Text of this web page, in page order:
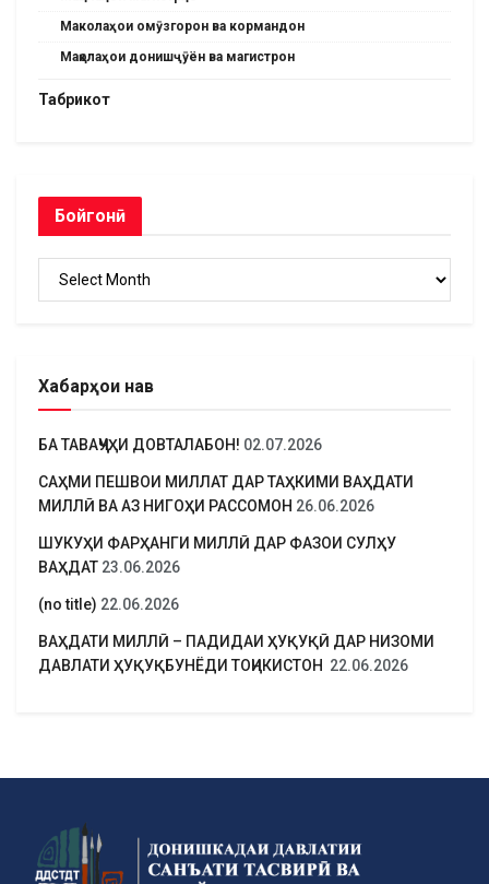
Маколаҳои омӯзгорон ва кормандон
Мақолаҳои донишҷӯён ва магистрон
Табрикот
Бойгонӣ
Хабарҳои нав
БА ТАВАҶҶУҲИ ДОВТАЛАБОН! 02.07.2026
САҲМИ ПЕШВОИ МИЛЛАТ ДАР ТАҲКИМИ ВАҲДАТИ
МИЛЛӢ ВА АЗ НИГОҲИ РАССОМОН 26.06.2026
ШУКУҲИ ФАРҲАНГИ МИЛЛӢ ДАР ФАЗОИ СУЛҲУ
ВАҲДАТ 23.06.2026
(no title) 22.06.2026
ВАҲДАТИ МИЛЛӢ – ПАДИДАИ ҲУҚУҚӢ ДАР НИЗОМИ
ДАВЛАТИ ҲУҚУҚБУНЁДИ ТОҶИКИСТОН 22.06.2026